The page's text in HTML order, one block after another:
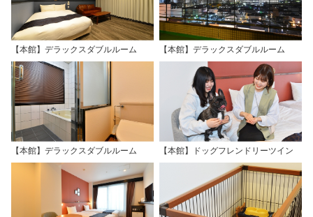
【本館】デラックスダブルルーム 【本館】デラックスダブルルーム
【本館】デラックスダブルルーム 【本館】ドッグフレンドリーツイン